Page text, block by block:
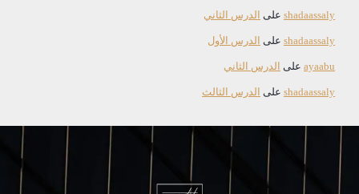
shadaassaly على الدرس الثاني
shadaassaly على الدرس الأول
ayaabu على الدرس الثاني
shadaassaly على الدرس الثالث